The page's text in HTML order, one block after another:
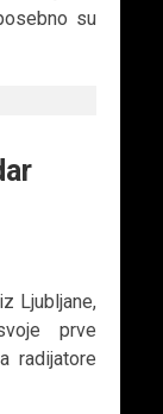
su
Ljubljane,
prve
radijatore